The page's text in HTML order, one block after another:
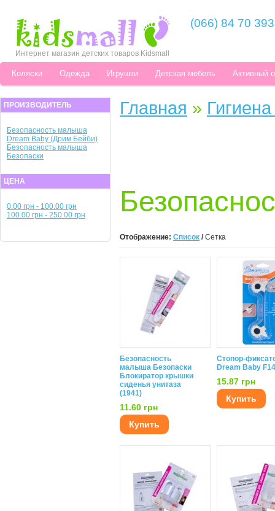
Интернет магазин детских товаров Kidsmall
(066) 84 70 393
Коляски Одежда Игрушки Детская мебель Активный
ПРОИЗВОДИТЕЛЬ
Безопасность малыша
Dream Baby (Дрим Бейби)
Безопасность малыша
Безопаски
ЦЕНА
0.00 грн - 100.00 грн
100.00 грн - 250.00 грн
Главная »
Отображение: Список /Сетка
Безопасность
малыша Безопаски
Блокиратор крышки
сиденья унитаза
(1941)
11.60 грн
Купить
Стопор-
Dream Baby
15.87 грн
Купить